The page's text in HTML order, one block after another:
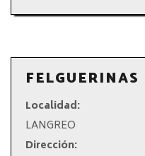
FELGUERINAS
Localidad:
LANGREO
Dirección: